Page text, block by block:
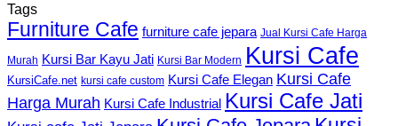
Tags
Furniture Cafe furniture cafe jepara Jual Kursi Cafe Harga
Murah Kursi Bar Kayu Jati Kursi Bar Modern Kursi Cafe
KursiCafe.net kursi cafe custom Kursi Cafe Elegan Kursi Cafe
Harga Murah Kursi Cafe Industrial Kursi Cafe Jati